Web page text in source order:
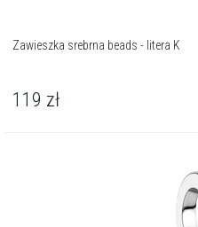
Zawieszka srebrna beads - litera K
119 zł